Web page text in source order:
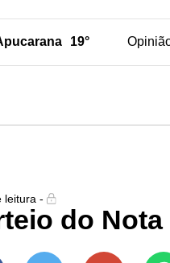
19°
leitura -
do